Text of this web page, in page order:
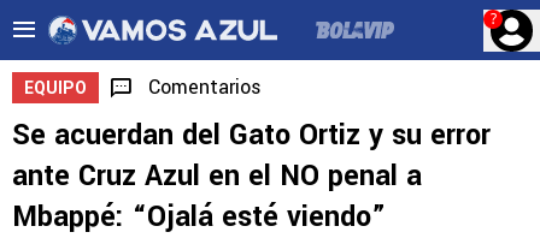
?
EQUIPO Comentarios
Se acuerdan del Gato Ortiz y su error
ante Cruz Azul en el NO penal a
Mbappé: “Ojalá esté viendo”